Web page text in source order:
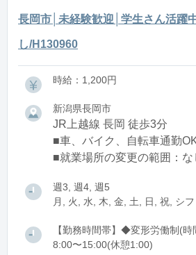
長岡市│未経験歓迎│学生さん活躍
し/H130960
時給：1,200円
新潟県長岡市
JR上越線 長岡 徒歩3分
■車、バイク、自転車通勤
■就業場所の変更の範囲：な
週3, 週4, 週5
月, 火, 水, 木, 金, 土, 日, 祝, シフ
【勤務時間帯】◆変形労働制(時
8:00〜15:00(休憩1:00)